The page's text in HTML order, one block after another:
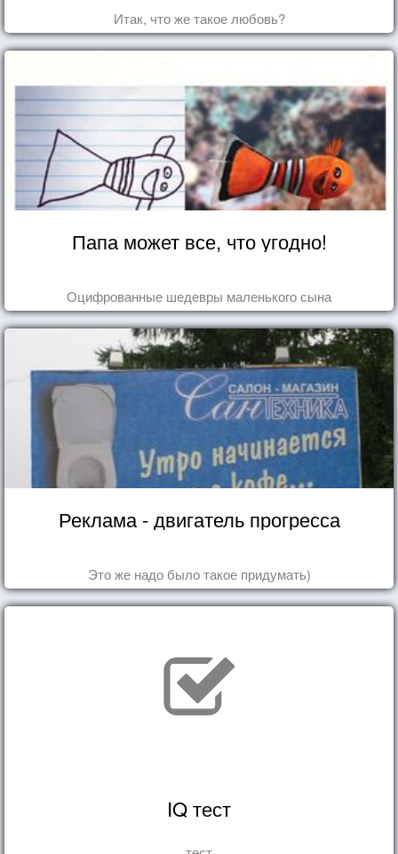
Итак, что же такое любовь?
Папа может все, что угодно!
Оцифрованные шедевры маленького сына
Реклама - двигатель прогресса
Это же надо было такое придумать)
IQ тест